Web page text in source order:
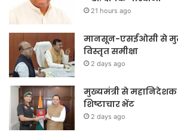
21 hours ago
मानसून-एसईओसी से
विस्तृत समीक्षा
2 days ago
मुख्यमंत्री से
शिष्टाचार भेंट
2 days ago